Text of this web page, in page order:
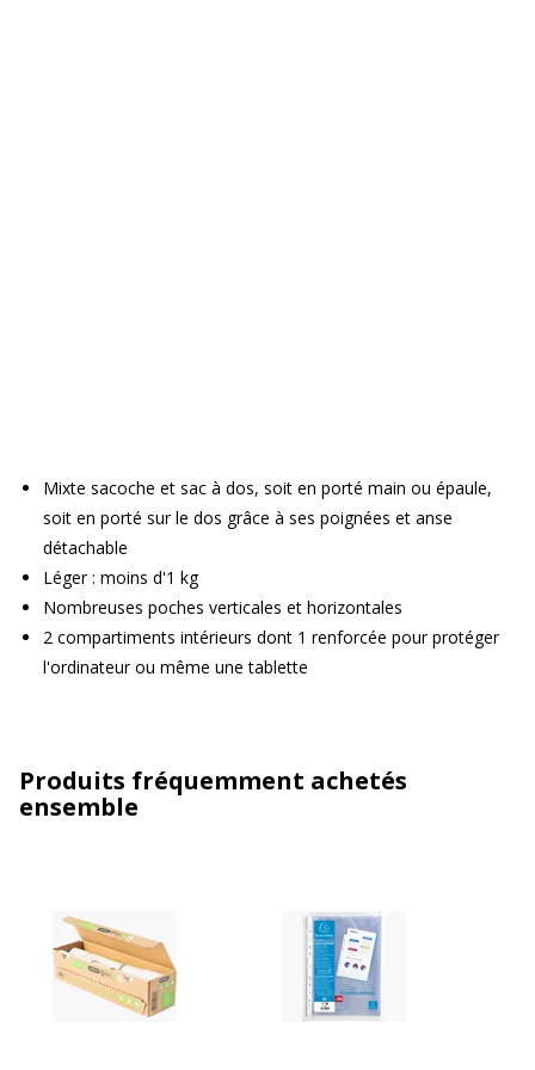
Mixte sacoche et sac à dos, soit en porté main ou épaule,
soit en porté sur le dos grâce à ses poignées et anse
détachable
Léger : moins d'1 kg
Nombreuses poches verticales et horizontales
2 compartiments intérieurs dont 1 renforcée pour protéger
l'ordinateur ou même une tablette
Produits fréquemment achetés
ensemble